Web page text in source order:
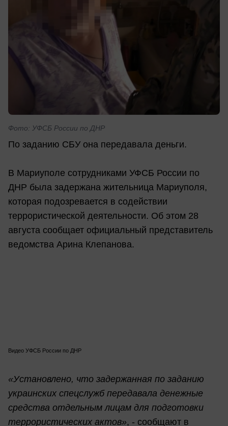
Фото: УФСБ России по ДНР
По заданию СБУ она передавала деньги.
В Мариуполе сотрудниками УФСБ России по
ДНР была задержана жительница Мариуполя,
которая подозревается в содействии
террористической деятельности. Об этом 28
августа сообщает официальный представитель
ведомства Арина Клепанова.
Видео УФСБ России по ДНР
«Установлено, что задержанная по заданию
украинских спецслужб передавала денежные
средства отдельным лицам для подготовки
террористических актов», - сообщают в